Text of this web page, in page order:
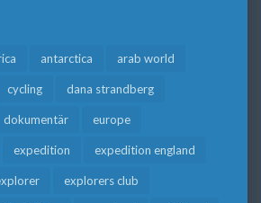
antarctica arab world
cycling dana strandberg
dokumentär europe
expedition expedition england
explorers club